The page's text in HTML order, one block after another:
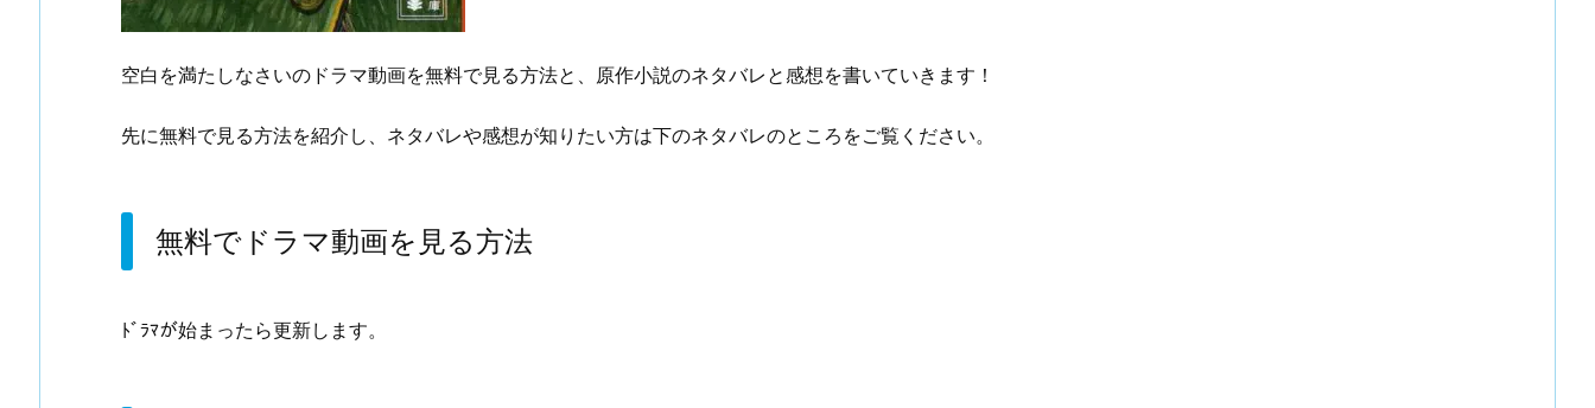
空白を満たしなさいのドラマ動画を無料で見る方法と、原作小説のネタバレと感想を書いていきます！
先に無料で見る方法を紹介し、ネタバレや感想が知りたい方は下のネタバレのところをご覧ください。
無料でドラマ動画を見る方法
ﾄﾞﾗﾏが始まったら更新します。